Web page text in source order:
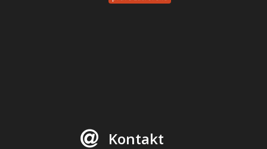
Kontakt